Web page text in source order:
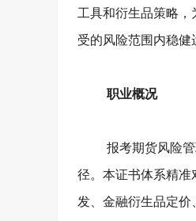
工具和衍生品策略
受的风险范围内稳健
职业概况
报考期货风险
径。本证书体系精准
发、金融衍生品定